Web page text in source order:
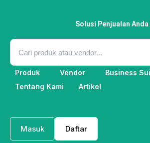
Solusi Penjualan Anda
Produk Vendor
Business
Tentang Kami
Artikel
Masuk Daftar